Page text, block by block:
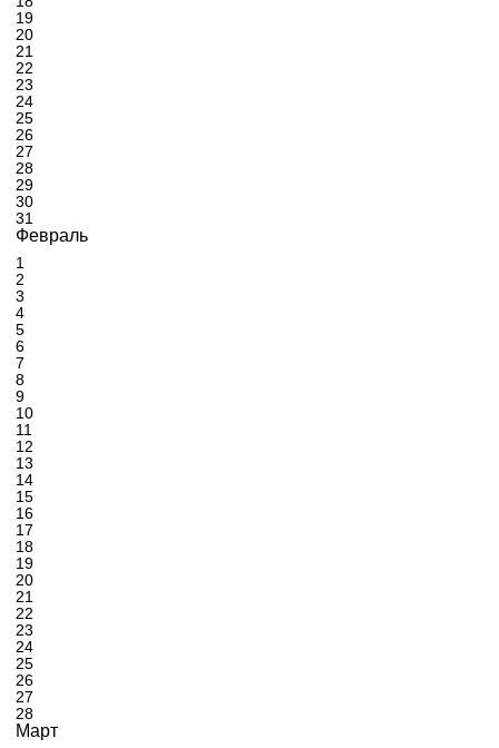
19
20
21
22
23
24
25
26
27
28
29
30
31
Февраль
1
2
3
4
5
6
7
8
9
10
11
12
13
14
15
16
17
18
19
20
21
22
23
24
25
26
27
28
Март